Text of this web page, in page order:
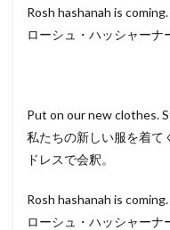
Rosh hashanah is coming.
ローシュ・ハッシャーナ
Put on our new clothes.
私たちの新しい服を着て
ドレスで会釈。
Rosh hashanah is coming.
ローシュ・ハッシャーナ